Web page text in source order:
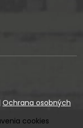
Ochrana osobných
cookies